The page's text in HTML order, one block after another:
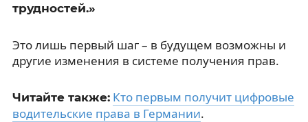
трудностей.»
Это лишь первый шаг – в будущем возможны и
другие изменения в системе получения прав.
Читайте также: Кто первым получит цифровые
водительские права в Германии.